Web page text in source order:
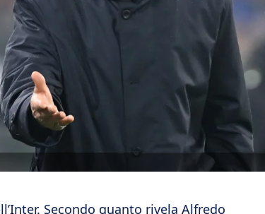
Secondo quanto rivela Alfredo